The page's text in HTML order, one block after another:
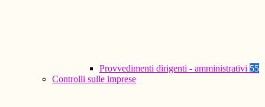
Provvedimenti dirigenti - amministrativi 55
Controlli sulle imprese